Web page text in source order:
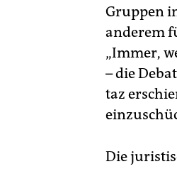
Gruppen
anderem
„Immer,
– die
taz
Die